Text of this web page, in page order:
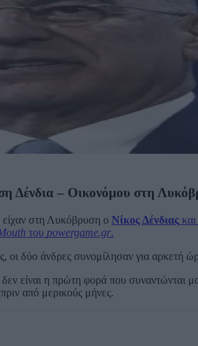
Δένδια – Οικονόμου στη
είχαν στη Λυκόβρυση ο Νίκος Δένδιας
του powergame.gr.
δύο άνδρες συνομίλησαν για αρκετή
δεν είναι η πρώτη φορά που συναντώνται
από μερικούς μήνες.